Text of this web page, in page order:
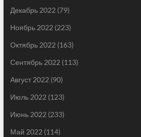
Декабрь 2022 (79)
Ноябрь 2022 (223)
Октябрь 2022 (163)
Сентябрь 2022 (113)
Август 2022 (90)
Июль 2022 (123)
Июнь 2022 (233)
Май 2022 (114)